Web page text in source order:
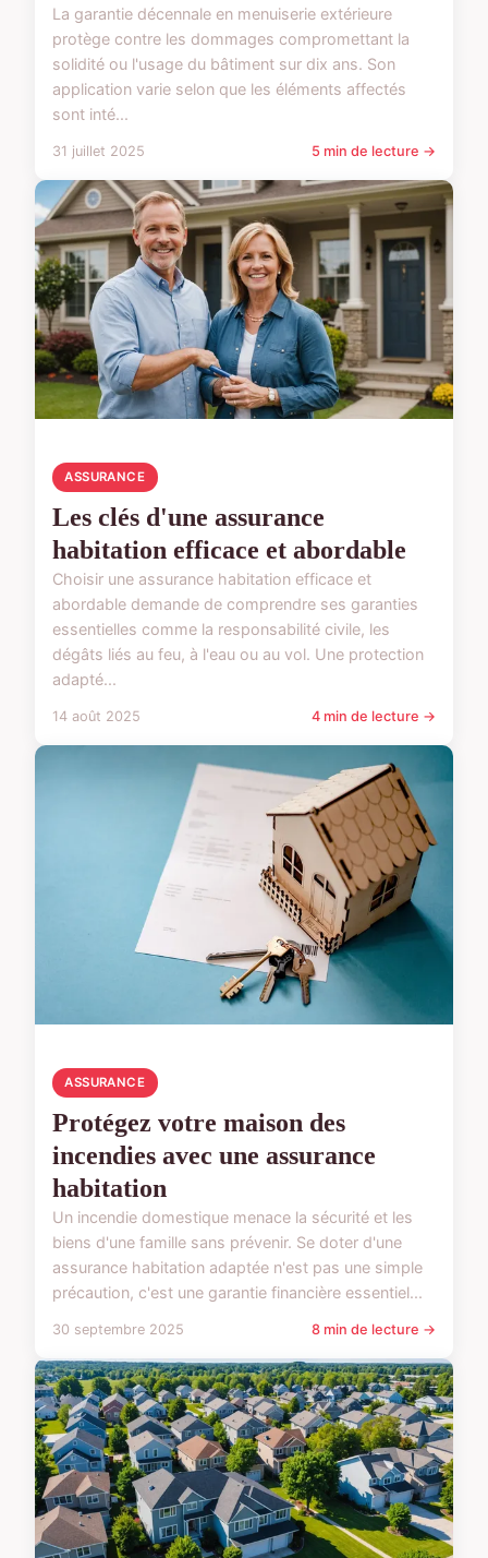
La garantie décennale en menuiserie extérieure
protège contre les dommages compromettant la
solidité ou l'usage du bâtiment sur dix ans. Son
application varie selon que les éléments affectés
sont inté...
31 juillet 2025 5 min de lecture →
ASSURANCE
Les clés d'une assurance
habitation efficace et abordable
Choisir une assurance habitation efficace et
abordable demande de comprendre ses garanties
essentielles comme la responsabilité civile, les
dégâts liés au feu, à l'eau ou au vol. Une protection
adapté...
14 août 2025 4 min de lecture →
ASSURANCE
Protégez votre maison des
incendies avec une assurance
habitation
Un incendie domestique menace la sécurité et les
biens d'une famille sans prévenir. Se doter d'une
assurance habitation adaptée n'est pas une simple
précaution, c'est une garantie financière essentiel...
30 septembre 2025 8 min de lecture →